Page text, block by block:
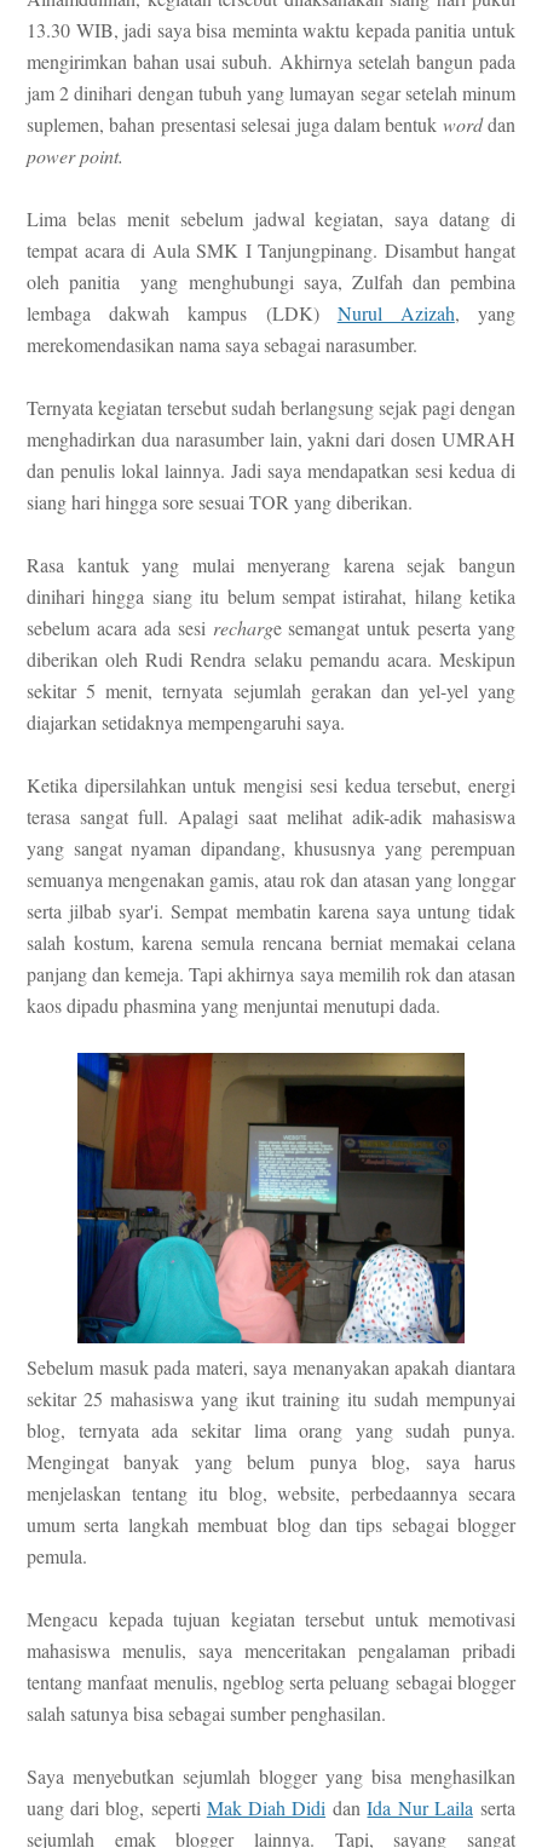
13.30 WIB, jadi saya bisa meminta waktu kepada panitia untuk
mengirimkan bahan usai subuh. Akhirnya setelah bangun pada
jam 2 dinihari dengan tubuh yang lumayan segar setelah minum
suplemen, bahan presentasi selesai juga dalam bentuk worddan
power point.
Lima belas menit sebelum jadwal kegiatan, saya datang di
tempat acara di Aula SMK I Tanjungpinang. Disambut hangat
oleh panitia yang menghubungi saya, Zulfah dan pembina
lembaga dakwah kampus (LDK) Nurul Azizah, yang
merekomendasikan nama saya sebagai narasumber.
Ternyata kegiatan tersebut sudah berlangsung sejak pagi dengan
menghadirkan dua narasumber lain, yakni dari dosen UMRAH
dan penulis lokal lainnya. Jadi saya mendapatkan sesi kedua di
siang hari hingga sore sesuai TOR yang diberikan.
Rasa kantuk yang mulai menyerang karena sejak bangun
dinihari hingga siang itu belum sempat istirahat, hilang ketika
sebelum acara ada sesi recharge semangat untuk peserta yang
diberikan oleh Rudi Rendra selaku pemandu acara. Meskipun
sekitar 5 menit, ternyata sejumlah gerakan dan yel-yel yang
diajarkan setidaknya mempengaruhi saya.
Ketika dipersilahkan untuk mengisi sesi kedua tersebut, energi
terasa sangat full. Apalagi saat melihat adik-adik mahasiswa
yang sangat nyaman dipandang, khususnya yang perempuan
semuanya mengenakan gamis, atau rok dan atasan yang longgar
serta jilbab syar'i. Sempat membatin karena saya untung tidak
salah kostum, karena semula rencana berniat memakai celana
panjang dan kemeja. Tapi akhirnya saya memilih rok dan atasan
kaos dipadu phasmina yang menjuntai menutupi dada.
Sebelum masuk pada materi, saya menanyakan apakah diantara
sekitar 25 mahasiswa yang ikut training itu sudah mempunyai
blog, ternyata ada sekitar lima orang yang sudah punya.
Mengingat banyak yang belum punya blog, saya harus
menjelaskan tentang itu blog, website, perbedaannya secara
umum serta langkah membuat blog dan tips sebagai blogger
pemula.
Mengacu kepada tujuan kegiatan tersebut untuk memotivasi
mahasiswa menulis, saya menceritakan pengalaman pribadi
tentang manfaat menulis, ngeblog serta peluang sebagai blogger
salah satunya bisa sebagai sumber penghasilan.
Saya menyebutkan sejumlah blogger yang bisa menghasilkan
uang dari blog, seperti Mak Diah Didi danIda Nur Laila serta
sejumlah emak blogger lainnya. Tapi, sayang sangat